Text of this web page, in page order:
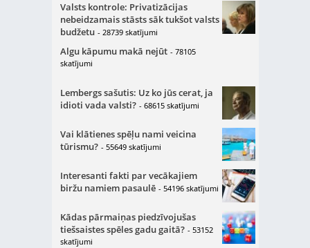
Valsts kontrole: Privatizācijas
nebeidzamais stāsts sāk tukšot valsts
budžetu - 28739 skatījumi
Algu kāpumu makā nejūt - 78105
skatījumi
Lembergs sašutis: Uz ko jūs cerat, ja
idioti vada valsti? - 68615 skatījumi
Vai klātienes spēļu nami veicina
tūrismu? - 55649 skatījumi
Interesanti fakti par vecākajiem
biržu namiem pasaulē - 54196 skatījumi
Kādas pārmaiņas piedzīvojušas
tiešsaistes spēles gadu gaitā? - 53152
skatījumi